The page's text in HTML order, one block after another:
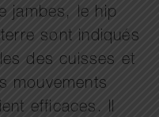
jambes, le hip
sont indiqués
des cuisses et
mouvements
efficaces. Il